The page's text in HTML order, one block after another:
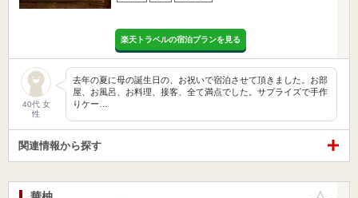
楽天トラベルの宿泊プランを見る
40代 女
性
去年の夏に母の誕生日の、お祝いで宿泊させて頂きました。お部
屋、お風呂、お料理、接客、全て満点でした。サプライズで手作
りケー…
関連情報から探す